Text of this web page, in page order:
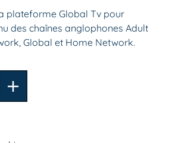
plateforme Global Tv pour
des chaînes anglophones Adult
Global et Home Network.